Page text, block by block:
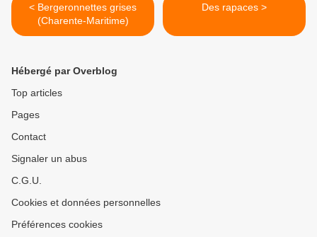
< Bergeronnettes grises
(Charente-Maritime)
Des rapaces >
Hébergé par Overblog
Top articles
Pages
Contact
Signaler un abus
C.G.U.
Cookies et données personnelles
Préférences cookies